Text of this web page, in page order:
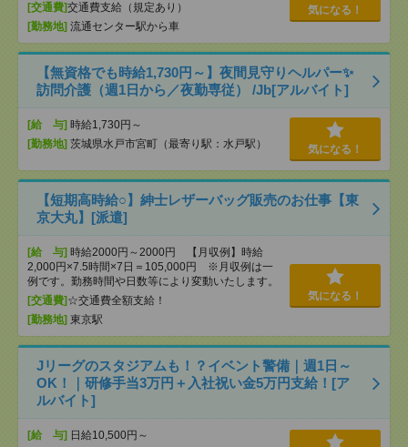
[交通費]交通費支給（規定あり）
[勤務地] 流通センター駅から車
気になる！
【無資格でも時給1,730円～】夜間見守りヘルパー✨
訪問介護（週1日から／夜勤専従） /Jb[アルバイト]
[給 与] 時給1,730円～
[勤務地] 茨城県水戸市宮町（最寄り駅：水戸駅） 気になる！
【短期高時給○】紳士レザーバッグ販売のお仕事【東
京大丸】[派遣]
[給 与] 時給2000円～2000円 【月収例】時給
2,000円×7.5時間×7日＝105,000円 ※月収例は一
例です。勤務時間や日数等により変動いたします。
[交通費] ☆交通費全額支給！
[勤務地] 東京駅
気になる！
Jリーグのスタジアムも！？イベント警備｜週1日～
OK！｜研修手当3万円＋入社祝い金5万円支給！[ア
ルバイト]
[給 与] 日給10,500円～